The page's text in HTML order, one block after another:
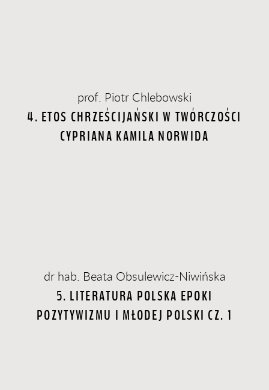
prof. Piotr Chlebowski
4. ETOS CHRZEŚCIJAŃSKI W TWÓRCZOŚCI
CYPRIANA KAMILA NORWIDA
dr hab. Beata Obsulewicz-Niwińska
5. LITERATURA POLSKA EPOKI
POZYTYWIZMU I MŁODEJ POLSKI CZ. 1